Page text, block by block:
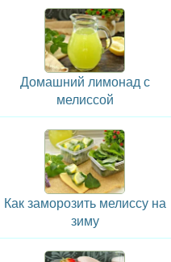
Домашний лимонад с
мелиссой
Как заморозить мелиссу на
зиму